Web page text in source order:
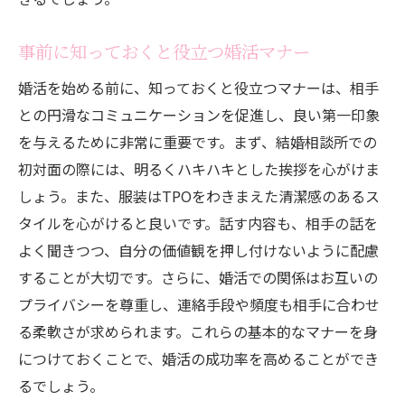
事前に知っておくと役立つ婚活マナー
婚活を始める前に、知っておくと役立つマナーは、相手
との円滑なコミュニケーションを促進し、良い第一印象
を与えるために非常に重要です。まず、結婚相談所での
初対面の際には、明るくハキハキとした挨拶を心がけま
しょう。また、服装はTPOをわきまえた清潔感のあるス
タイルを心がけると良いです。話す内容も、相手の話を
よく聞きつつ、自分の価値観を押し付けないように配慮
することが大切です。さらに、婚活での関係はお互いの
プライバシーを尊重し、連絡手段や頻度も相手に合わせ
る柔軟さが求められます。これらの基本的なマナーを身
につけておくことで、婚活の成功率を高めることができ
るでしょう。